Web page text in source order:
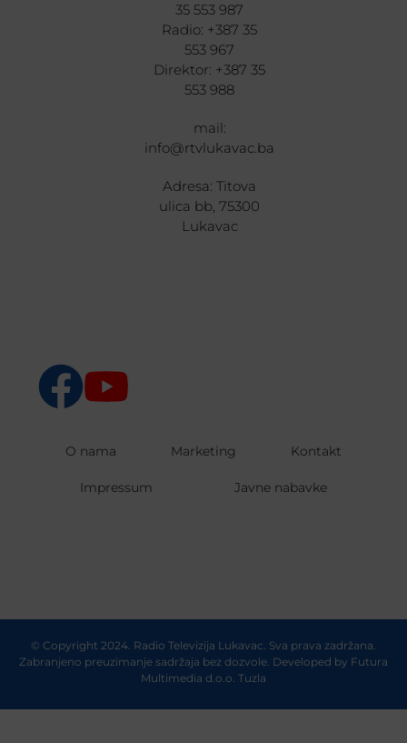
35 553 987
Radio: +387 35
553 967
Direktor: +387 35
553 988
mail:
info@rtvlukavac.ba
Adresa: Titova
ulica bb, 75300
Lukavac
O nama Marketing Kontakt
Impressum Javne nabavke
© Copyright 2024. Radio Televizija Lukavac. Sva prava zadržana.
Zabranjeno preuzimanje sadržaja bez dozvole. Developed by Futura
Multimedia d.o.o. Tuzla